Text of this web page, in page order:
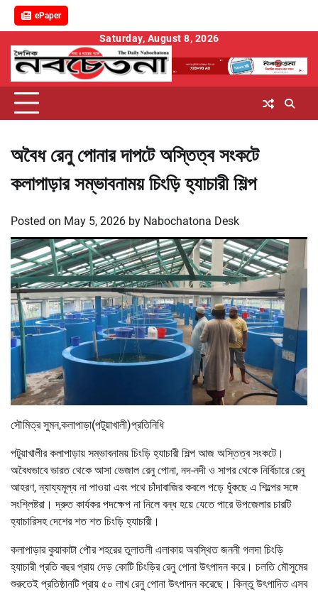
ePaper
content
Saturday, August 8, 2026
অবৈধ রেনু পোনার দাপটে অস্তিত্ব সংকটে
কলাপাড়ার সম্ভাবনাময় চিংড়ি হ্যাচারী শিল্প
Posted on May 5, 2026 by Nabochatona Desk
সৌমিত্র সুমন,কলাপাড়া(পটুয়াখালী)প্রতিনিধি
পটুয়াখালীর কলাপাড়ায় সম্ভাবনাময় চিংড়ি হ্যাচারী শিল্প আজ অস্তিত্ব সংকটে।
অবৈধভাবে ভারত থেকে আসা ভেজাল রেনু পোনা, নদ-নদী ও সাগর থেকে নির্বিচারে রেনু
আহরণ, ন্যায্যমূল্য না পাওয়া এবং পথে চাঁদাবাজির কবলে পড়ে ধুঁকছে এ শিল্পের সঙ্গে
সংশ্লিষ্টরা। দ্রুত কার্যকর পদক্ষেপ না নিলে বন্ধ হয়ে যেতে পারে উপজেলার চারটি
হ্যাচারিসহ দেশের শত শত চিংড়ি হ্যাচারী।
কলাপাড়ার কুয়াকাটা পৌর শহরের তুলাতলী এলাকায় অবস্থিত জননী গলদা চিংড়ি
হ্যাচারী প্রতি বছর প্রায় দেড় কোটি চিংড়ির রেনু পোনা উৎপাদন করে। চলতি মৌসুমের
শুরুতেই প্রতিষ্ঠানটি প্রায় ৫০ লাখ রেনু পোনা উৎপাদন করেছে। কিন্তু উৎপাদিত এসব